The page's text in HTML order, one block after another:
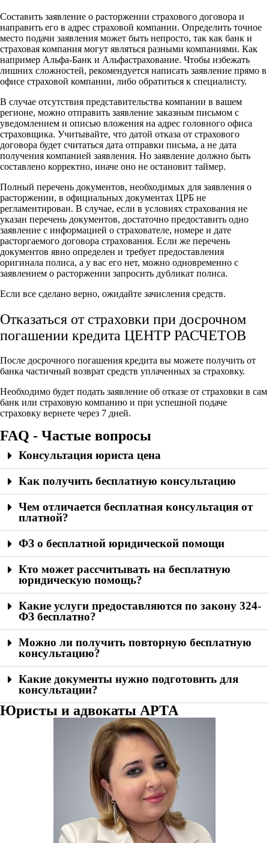
Составить заявление о расторжении страхового договора и
направить его в адрес страховой компании. Определить точное
место подачи заявления может быть непросто, так как банк и
страховая компания могут являться разными компаниями. Как
например Альфа-Банк и Альфастрахование. Чтобы избежать
лишних сложностей, рекомендуется написать заявление прямо в
офисе страховой компании, либо обратиться к специалисту.
В случае отсутствия представительства компании в вашем
регионе, можно отправить заявление заказным письмом с
уведомлением и описью вложения на адрес головного офиса
страховщика. Учитывайте, что датой отказа от страхового
договора будет считаться дата отправки письма, а не дата
получения компанией заявления. Но заявление должно быть
составлено корректно, иначе оно не остановит таймер.
Полный перечень документов, необходимых для заявления о
расторжении, в официальных документах ЦРБ не
регламентирован. В случае, если в условиях страхования не
указан перечень документов, достаточно предоставить одно
заявление с информацией о страхователе, номере и дате
расторгаемого договора страхования. Если же перечень
документов явно определен и требует предоставления
оригинала полиса, а у вас его нет, можно одновременно с
заявлением о расторжении запросить дубликат полиса.
Если все сделано верно, ожидайте зачисления средств.
Отказаться от страховки при досрочном
погашении кредита ЦЕНТР РАСЧЕТОВ
После досрочного погашения кредита вы можете получить от
банка частичный возврат средств уплаченных за страховку.
Необходимо будет подать заявление об отказе от страховки в сам
банк или страховую компанию и при успешной подаче
страховку вернете через 7 дней.
FAQ - Частые вопросы
Консультация юриста цена
Как получить бесплатную консультацию
Чем отличается бесплатная консультация от
платной?
ФЗ о бесплатной юридической помощи
Кто может рассчитывать на бесплатную
юридическую помощь?
Какие услуги предоставляются по закону 324-
ФЗ бесплатно?
Можно ли получить повторную бесплатную
консультацию?
Какие документы нужно подготовить для
консультации?
Юристы и адвокаты АРТА